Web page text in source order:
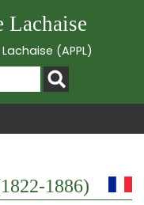
Lachaise
(APPL)
1886)